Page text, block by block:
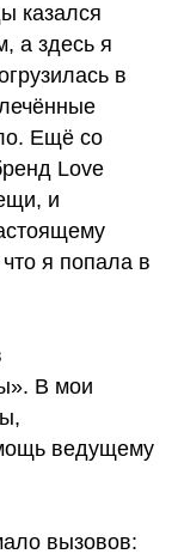
казался
а здесь я
в
Ещё со
Love
и
я попала в
В мои
ведущему
вызовов: